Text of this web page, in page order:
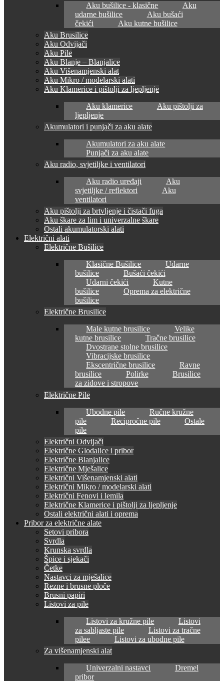
Aku bušilice - klasične
Aku
udarne bušilice
Aku bušaći
čekići
Aku kutne bušilice
Aku Brusilice
Aku Odvijači
Aku Pile
Aku Blanje – Blanjalice
Aku Višenamjenski alat
Aku Mikro / modelarski alati
Aku Klamerice i pištolji za ljepljenje
Aku klamerice
Aku pištolji za
ljepljenje
Akumulatori i punjači za aku alate
Akumulatori za aku alate
Punjači za aku alate
Aku radio, svjetiljke i ventilatori
Aku radio uređaji
Aku
svjetiljke / reflektori
Aku
ventilatori
Aku pištolji za brtvljenje i čistači fuga
Aku škare za lim i univerzalne škare
Ostali akumulatorski alati
Električni alati
Električne Bušilice
Klasične Bušilice
Udarne
bušilice
Bušaći čekići
Udarni čekići
Kutne
bušilice
Oprema za električne
bušilice
Električne Brusilice
Male kutne brusilice
Velike
kutne brusilice
Tračne brusilice
Dvostrane stolne brusilice
Vibracijske brusilice
Ekscentrične brusilice
Ravne
brusilice
Polirke
Brusilice
za zidove i stropove
Električne Pile
Ubodne pile
Ručne kružne
pile
Recipročne pile
Ostale
pile
Električni Odvijači
Električne Glodalice i pribor
Električne Blanjalice
Električne Mješalice
Električni Višenamjenski alati
Električni Mikro / modelarski alati
Električni Fenovi i lemila
Električne Klamerice i pištolji za ljepljenje
Ostali električni alati i oprema
Pribor za električne alate
Setovi pribora
Svrdla
Krunska svrdla
Špice i sjekači
Četke
Nastavci za mješalice
Rezne i brusne ploče
Brusni papiri
Listovi za pile
Listovi za kružne pile
Listovi
za sabljaste pile
Listovi za tračne
pilee
Listovi za ubodne pile
Za višenamjenski alat
Univerzalni nastavci
Dremel
pribor